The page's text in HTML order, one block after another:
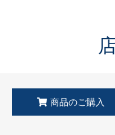
商品のご購入